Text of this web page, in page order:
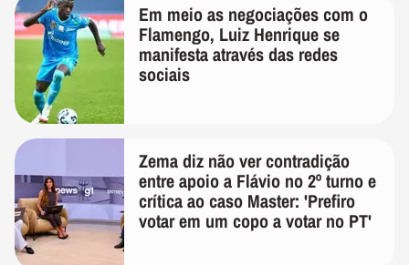
Em meio as negociações com o
Flamengo, Luiz Henrique se
manifesta através das redes
sociais
Zema diz não ver contradição
entre apoio a Flávio no 2º turno e
crítica ao caso Master: 'Prefiro
votar em um copo a votar no PT'